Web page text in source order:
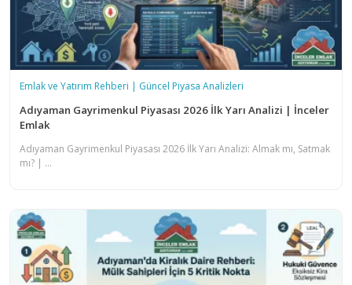
Emlak ve Yatırım Rehberi | Güncel Piyasa Analizleri
Adıyaman Gayrimenkul Piyasası 2026 İlk Yarı Analizi | İnceler
Emlak
Adıyaman Gayrimenkul Piyasası 2026 İlk Yarı Analizi: Almak mı, Satmak
mı? | ...